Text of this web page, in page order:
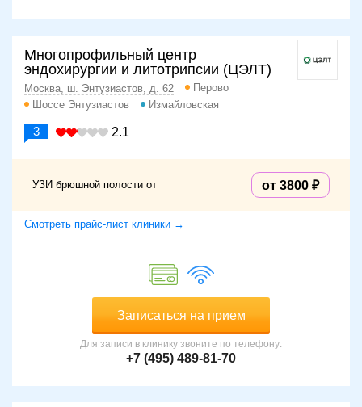
Многопрофильный центр
эндохирургии и литотрипсии (ЦЭЛТ)
Москва, ш. Энтузиастов, д. 62
Перово
Шоссе Энтузиастов
Измайловская
3 2.1
УЗИ брюшной полости от от 3800
Смотреть прайс-лист клиники →
Записаться на прием
Для записи в клинику звоните по телефону:
+7 (495) 489-81-70